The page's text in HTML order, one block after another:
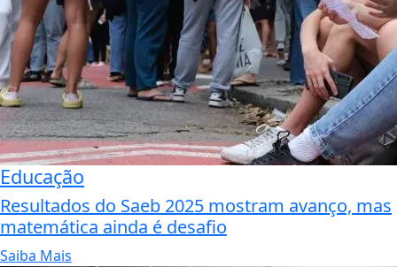
Educação
Resultados do Saeb 2025 mostram avanço, mas
matemática ainda é desafio
Saiba Mais